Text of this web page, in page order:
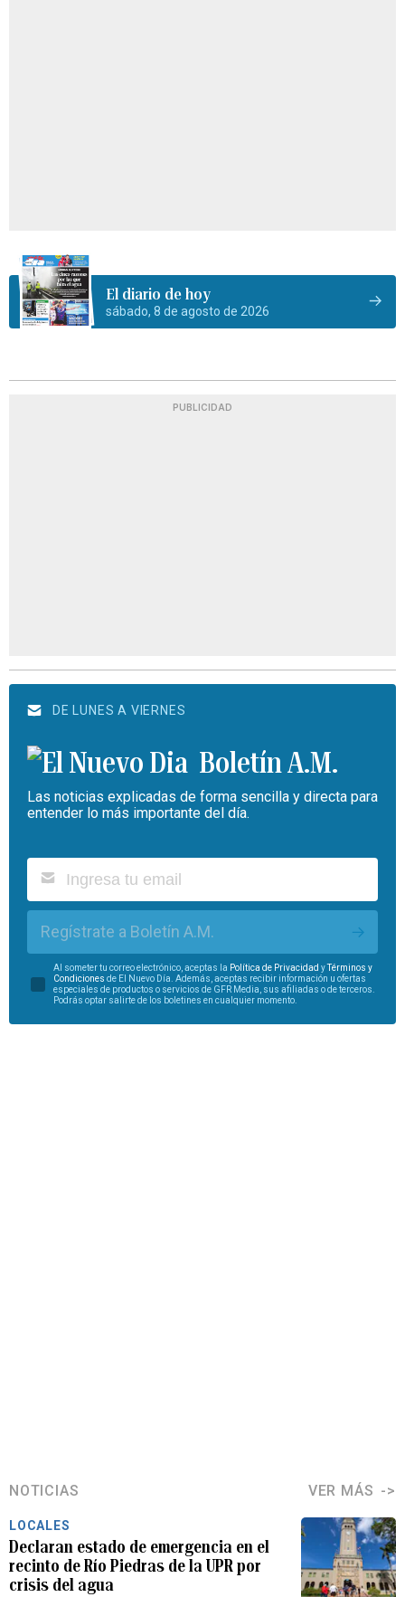
El diario de hoy
sábado, 8 de agosto de 2026
PUBLICIDAD
DE LUNES A VIERNES
Boletín A.M.
Las noticias explicadas de forma sencilla y directa para
entender lo más importante del día.
Regístrate a Boletín A.M.
Al someter tu correo electrónico, aceptas la Política de Privacidad yTérminos y
Condiciones de El Nuevo Día. Además, aceptas recibir información u ofertas
especiales de productos o servicios de GFR Media, sus afiliadas o de terceros.
Podrás optar salirte de los boletines en cualquier momento.
NOTICIAS VER MÁS
LOCALES
Declaran estado de emergencia en el
recinto de Río Piedras de la UPR por
crisis del agua